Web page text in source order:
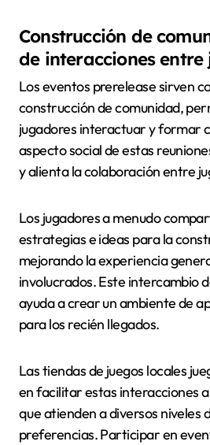
Construcción de
de interacciones entre
Los eventos prerelease sirven
construcción de comunidad,
jugadores interactuar y formar
aspecto social de estas
y alienta la colaboración entre
Los jugadores a menudo
estrategias e ideas para la
mejorando la experiencia
involucrados. Este intercambio
ayuda a crear un ambiente de
para los recién llegados.
Las tiendas de juegos locales
en facilitar estas interacciones
que atienden a diversos niveles
preferencias. Participar en